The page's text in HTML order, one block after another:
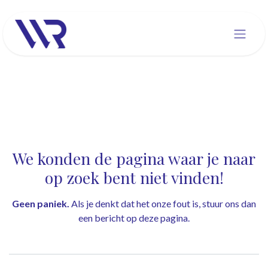
Fout 404
We konden de pagina waar je naar
op zoek bent niet vinden!
Geen paniek. Als je denkt dat het onze fout is, stuur ons dan
een bericht op deze pagina.